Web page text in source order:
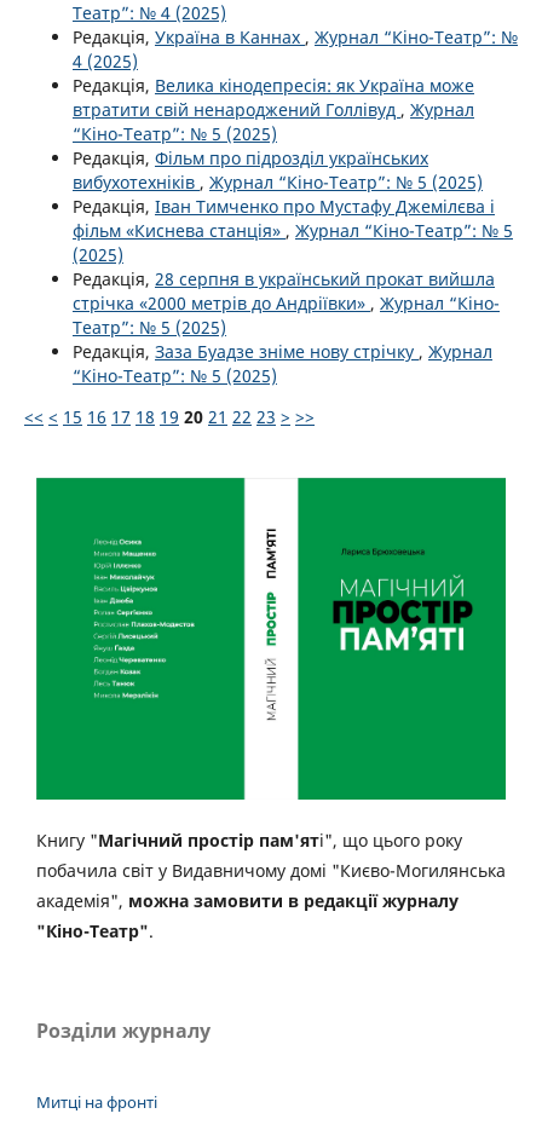
Театр”: № 4 (2025)
Редакція, Україна в Каннах , Журнал “Кіно-Театр”: №
4 (2025)
Редакція, Велика кінодепресія: як Україна може
втратити свій ненароджений Голлівуд , Журнал
“Кіно-Театр”: № 5 (2025)
Редакція, Фільм про підрозділ українських
вибухотехніків , Журнал “Кіно-Театр”: № 5 (2025)
Редакція, Іван Тимченко про Мустафу Джемілєва і
фільм «Киснева станція» , Журнал “Кіно-Театр”: № 5
(2025)
Редакція, 28 серпня в український прокат вийшла
стрічка «2000 метрів до Андріївки» , Журнал “Кіно-
Театр”: № 5 (2025)
Редакція, Заза Буадзе зніме нову стрічку , Журнал
“Кіно-Театр”: № 5 (2025)
<< < 15 16 17 18 19 20 21 22 23 > >>
Книгу "Магічний простір пам'яті", що цього року
побачила світ у Видавничому домі "Києво-Могилянська
академія", можна замовити в редакції журналу
"Кіно-Театр".
Розділи журналу
Митці на фронті